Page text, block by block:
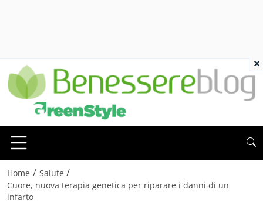
Home / Salute /
Cuore, nuova terapia genetica per riparare i danni di un
infarto
×